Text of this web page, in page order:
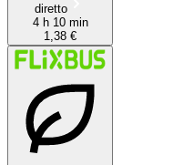
diretto
4 h 10 min
1,38 €